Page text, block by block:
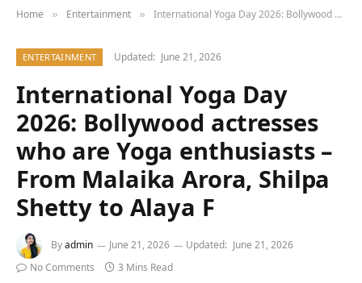
Home » Entertainment » International Yoga Day 2026: Bollywood actresses who are Yoga enthusiasts – From Malaika Arora, Shilpa Shetty to Alaya F
ENTERTAINMENT Updated: June 21, 2026
International Yoga Day
2026: Bollywood actresses
who are Yoga enthusiasts –
From Malaika Arora, Shilpa
Shetty to Alaya F
Byadmin June 21, 2026 Updated: June 21, 2026
No Comments
3 Mins Read